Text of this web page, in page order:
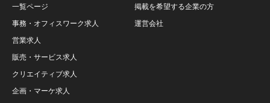
一覧ページ
事務・オフィスワーク求人
営業求人
販売・サービス求人
クリエイティブ求人
企画・マーケ求人
掲載を希望する企業の方
運営会社